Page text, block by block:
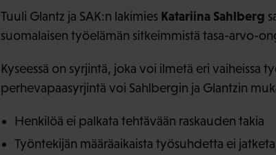
Tuuli Glantz ja SAK:n lakimies Katariina Sahlberg
suomalaisen työelämän sitkeimmistä tasa-arvo-
Kyseessä on syrjintä, joka voi ilmetä eri vaiheissa
perhevapaasyrjintä voi Sahlbergin ja Glantzin
Henkilöä ei palkata tehtävään raskauden takia
Työntekijän määräaikaista työsuhdetta ei